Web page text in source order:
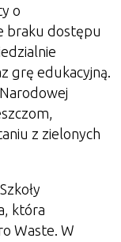
o
braku dostępu
grę edukacyjną.
z zielonych
która
Waste. W